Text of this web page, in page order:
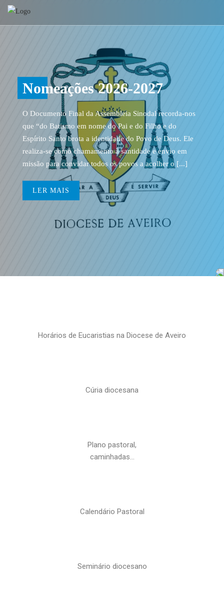
Nomeações 2026-2027
O Documento Final da Assembleia Sinodal recorda-nos
que “do Batismo em nome do Pai e do Filho e do
Espírito Santo brota a identidade do Povo de Deus. Ele
realiza-se como chamamento à santidade e envio em
missão para convidar todos os povos a acolher o [...]
LER MAIS
Horários de Eucaristias na Diocese de Aveiro
Cúria diocesana
Plano pastoral,
caminhadas…
Calendário Pastoral
Seminário diocesano